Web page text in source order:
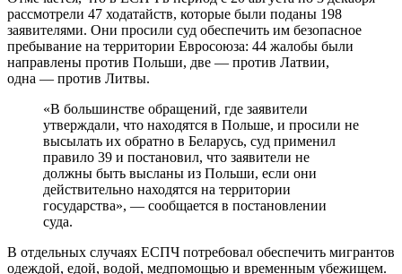
рассмотрели 47 ходатайств, которые были поданы 198
заявителями. Они просили суд обеспечить им безопасное
пребывание на территории Евросоюза: 44 жалобы были
направлены против Польши, две — против Латвии,
одна — против Литвы.
«В большинстве обращений, где заявители
утверждали, что находятся в Польше, и просили не
высылать их обратно в Беларусь, суд применил
правило 39 и постановил, что заявители не
должны быть высланы из Польши, если они
действительно находятся на территории
государства», — сообщается в постановлении
суда.
В отдельных случаях ЕСПЧ потребовал обеспечить мигрантов
одеждой, едой, водой, медпомощью и временным убежищем.